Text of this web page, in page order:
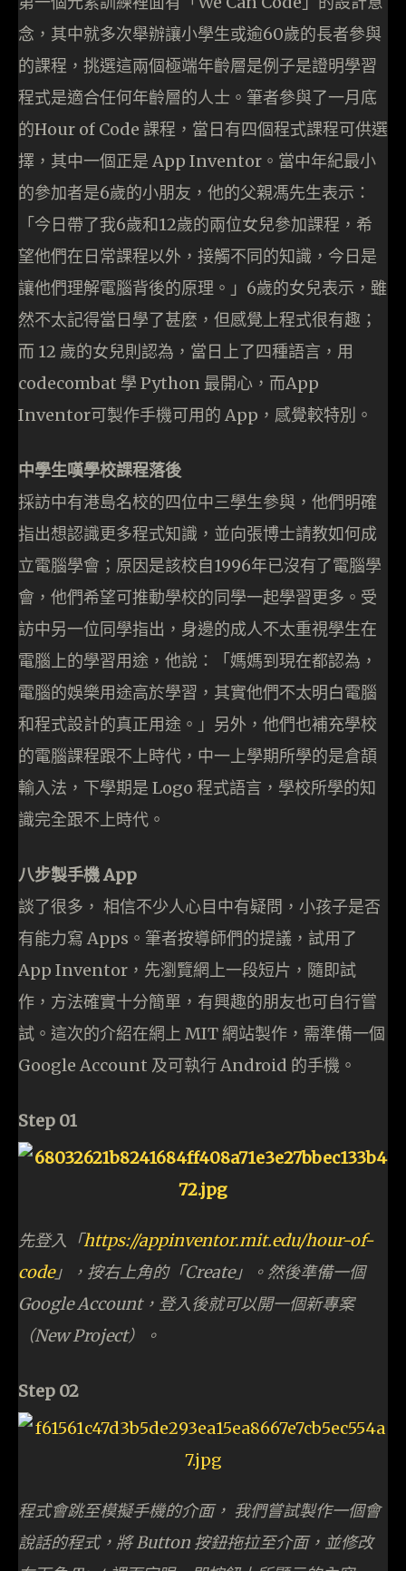
念，其中就多次舉辦讓小學生或逾60歲的長者參與
的課程，挑選這兩個極端年齡層是例子是證明學習
程式是適合任何年齡層的人士。筆者參與了一月底
的Hour of Code 課程，當日有四個程式課程可供選
擇，其中一個正是 App Inventor。當中年紀最小
的參加者是6歲的小朋友，他的父親馮先生表示：
「今日帶了我6歲和12歲的兩位女兒參加課程，希
望他們在日常課程以外，接觸不同的知識，今日是
讓他們理解電腦背後的原理。」6歲的女兒表示，雖
然不太記得當日學了甚麼，但感覺上程式很有趣；
而 12 歲的女兒則認為，當日上了四種語言，用
codecombat 學 Python 最開心，而App
Inventor可製作手機可用的 App，感覺較特別。
中學生嘆學校課程落後
採訪中有港島名校的四位中三學生參與，他們明確
指出想認識更多程式知識，並向張博士請教如何成
立電腦學會；原因是該校自1996年已沒有了電腦學
會，他們希望可推動學校的同學一起學習更多。受
訪中另一位同學指出，身邊的成人不太重視學生在
電腦上的學習用途，他說：「媽媽到現在都認為，
電腦的娛樂用途高於學習，其實他們不太明白電腦
和程式設計的真正用途。」另外，他們也補充學校
的電腦課程跟不上時代，中一上學期所學的是倉頡
輸入法，下學期是 Logo 程式語言，學校所學的知
識完全跟不上時代。
八步製手機 App
談了很多， 相信不少人心目中有疑問，小孩子是否
有能力寫 Apps。筆者按導師們的提議，試用了
App Inventor，先瀏覽網上一段短片，隨即試
作，方法確實十分簡單，有興趣的朋友也可自行嘗
試。這次的介紹在網上 MIT 網站製作，需準備一個
Google Account 及可執行 Android 的手機。
Step 01
先登入「https://appinventor.mit.edu/hour-of-
code」，按右上角的「Create」。然後準備一個
Google Account，登入後就可以開一個新專案
（New Project）。
Step 02
程式會跳至模擬手機的介面， 我們嘗試製作一個會
說話的程式，將 Button 按鈕拖拉至介面，並修改